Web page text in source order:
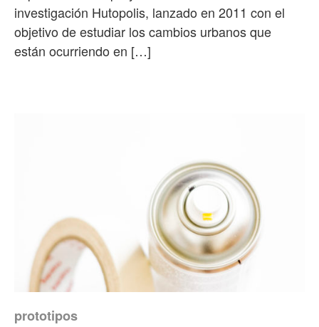
investigación Hutopolis, lanzado en 2011 con el
objetivo de estudiar los cambios urbanos que
están ocurriendo en […]
prototipos